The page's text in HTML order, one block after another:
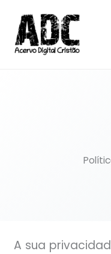
para
conteúdo
A sua